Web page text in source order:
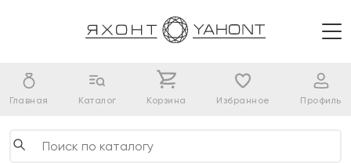
Главная Каталог Корзина Избранное Профиль